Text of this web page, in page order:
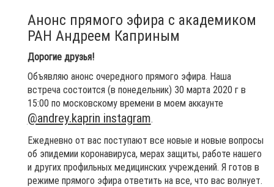
Анонс прямого эфира c академиком
РАН Андреем Каприным
Дорогие друзья!
Объявляю анонс очередного прямого эфира. Наша
встреча состоится (в понедельник) 30 марта 2020 г в
15:00 по московскому времени в моем аккаунте
@andrey.kaprin instagram.
Ежедневно от вас поступают все новые и новые вопросы
об эпидемии коронавируса, мерах защиты, работе нашего
и других профильных медицинских учреждений. Я готов в
режиме прямого эфира ответить на все, что вас волнует.